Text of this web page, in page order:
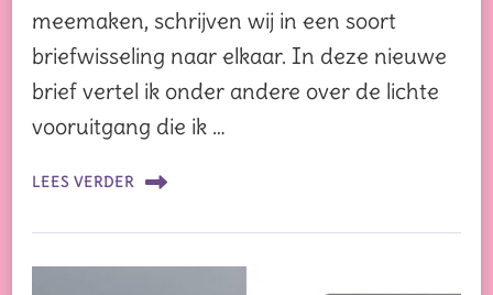
meemaken, schrijven wij in een soort
briefwisseling naar elkaar. In deze nieuwe
brief vertel ik onder andere over de lichte
vooruitgang die ik …
LEES VERDER